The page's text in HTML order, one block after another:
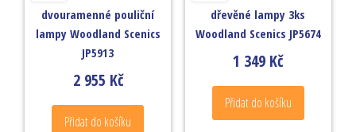
dvouramenné pouliční
lampy Woodland Scenics
JP5913
2 955 Kč
Přidat do košíku
dřevěné lampy 3ks
Woodland Scenics JP5674
1 349 Kč
Přidat do košíku